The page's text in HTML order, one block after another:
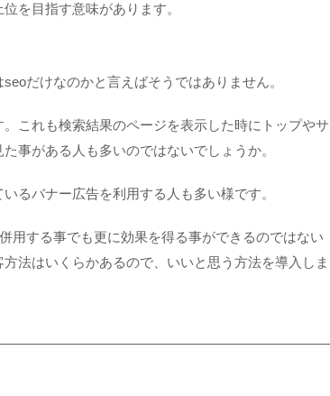
を目指す意味があります。
だけなのかと言えばそうではありません。
これも検索結果のページを表示した時にトップやサ
事がある人も多いのではないでしょうか。
るバナー広告を利用する人も多い様です。
用する事でも更に効果を得る事ができるのではない
法はいくらかあるので、いいと思う方法を導入しま